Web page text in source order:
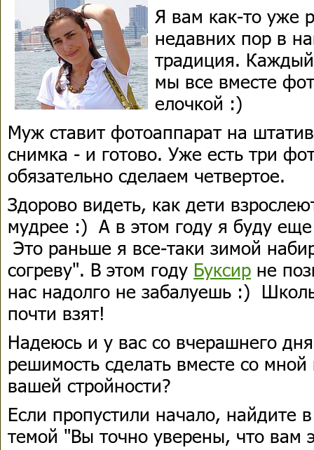
Я вам как-то уже
недавних пор в
традиция.
мы все вместе
елочкой :)
Муж ставит фотоаппарат на
снимка - и готово. Уже есть три
обязательно сделаем четвертое.
Здорово видеть, как дети
мудрее :) А в этом году я буду
Это раньше я все-таки зимой
согреву". В этом году Буксир не
нас надолго не забалуешь :)
почти взят!
Надеюсь и у вас со вчерашнего
решимость сделать вместе со
вашей стройности?
Если пропустили начало, найдите
темой "Вы точно уверены, что вам